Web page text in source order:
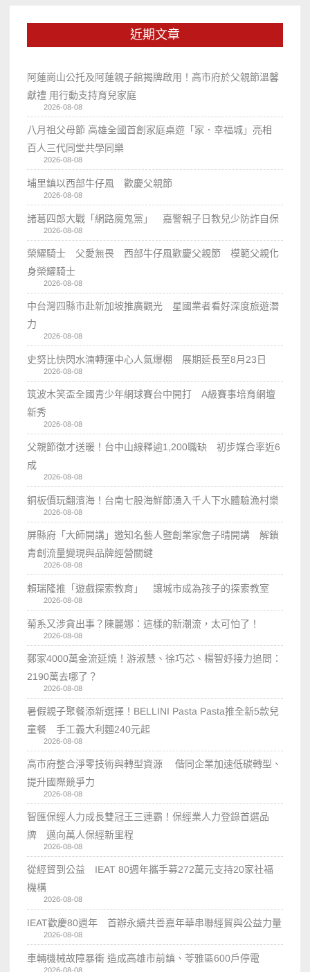
近期文章
阿蓮崗山公托及阿蓮親子館揭牌啟用！高市府於父親節溫馨
獻禮 用行動支持育兒家庭
2026-08-08
八月祖父母節 高雄全國首創家庭桌遊「家．幸福城」亮相
百人三代同堂共學同樂
2026-08-08
埔里鎮以西部牛仔風 歡慶父親節
2026-08-08
諸葛四郎大戰「網路魔鬼黨」 嘉警親子日教兒少防詐自保
2026-08-08
榮耀騎士 父愛無畏 西部牛仔風歡慶父親節 模範父親化
身榮耀騎士
2026-08-08
中台灣四縣市赴新加坡推廣觀光 星國業者看好深度旅遊潛
力
2026-08-08
史努比快閃水湳轉運中心人氣爆棚 展期延長至8月23日
2026-08-08
筑波木笑盃全國青少年網球賽台中開打 A級賽事培育網壇
新秀
2026-08-08
父親節徵才送暖！台中山線釋逾1,200職缺 初步媒合率近6
成
2026-08-08
銅板價玩翻濱海！台南七股海鮮節湧入千人下水體驗漁村樂
2026-08-08
屏縣府「大師開講」邀知名藝人暨創業家詹子晴開講 解鎖
青創流量變現與品牌經營關鍵
2026-08-08
賴瑞隆推「遊戲探索教育」 讓城市成為孩子的探索教室
2026-08-08
菊系又涉貪出事？陳麗娜：這樣的新潮流，太可怕了！
2026-08-08
鄭家4000萬金流延燒！游淑慧、徐巧芯、楊智妤接力追問：
2190萬去哪了？
2026-08-08
暑假親子聚餐添新選擇！BELLINI Pasta Pasta推全新5款兒
童餐 手工義大利麵240元起
2026-08-08
高市府整合淨零技術與轉型資源 偕同企業加速低碳轉型、
提升國際競爭力
2026-08-08
智匯保經人力成長雙冠王三連霸！保經業人力登錄首選品
牌 邁向萬人保經新里程
2026-08-08
從經貿到公益 IEAT 80週年攜手募272萬元支持20家社福
機構
2026-08-08
IEAT歡慶80週年 首辦永續共善嘉年華串聯經貿與公益力量
2026-08-08
車輛機械故障暴衝 造成高雄市前鎮、苓雅區600戶停電
2026-08-08